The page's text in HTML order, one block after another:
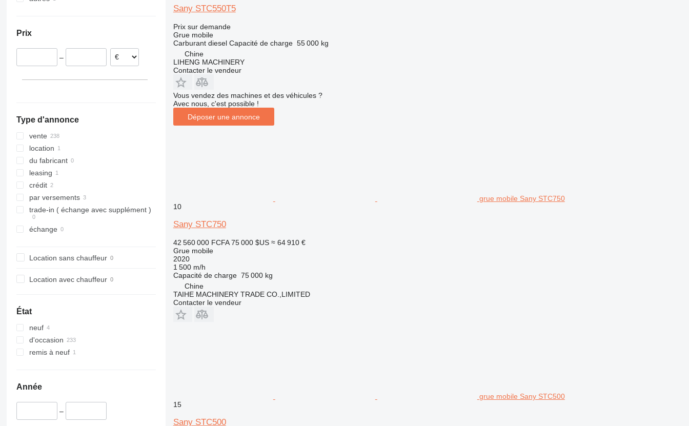
Prix
–
Type d'annonce
vente
location
du fabricant
leasing
crédit
par versements
trade-in ( échange avec supplément )
échange
Location sans chauffeur
Location avec chauffeur
État
neuf
d'occasion
remis à neuf
Année
–
Sany STC550T5
Prix sur demande
Grue mobile
Carburant diesel Capacité de charge 55 000 kg
Chine
LIHENG MACHINERY
Contacter le vendeur
Vous vendez des machines et des véhicules ?
Avec nous, c'est possible !
Déposer une annonce
grue mobile Sany STC750
10
Sany STC750
42 560 000 FCFA 75 000 $US ≈ 64 910 €
Grue mobile
2020
1 500 m/h
Capacité de charge 75 000 kg
Chine
TAIHE MACHINERY TRADE CO.,LIMITED
Contacter le vendeur
grue mobile Sany STC500
15
Sany STC500